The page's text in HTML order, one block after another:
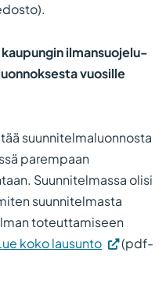
ilmansuojelu-
vuosille
suunnitelmaluonnosta
parempaan
Suunnitelmassa olisi
suunnitelmasta
toteuttamiseen
koko lausunto
(pdf-